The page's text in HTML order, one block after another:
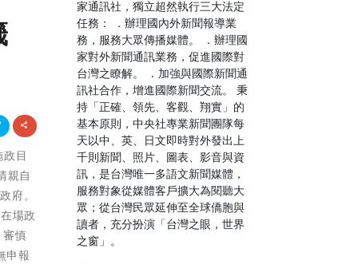
目
親自
府。
場政
審慎
申報
家通訊社，獨立超然執行三大法定
任務： ．辦理國內外新聞報導業
務，服務大眾傳播媒體。 ．辦理國
家對外新聞通訊業務，促進國際對
台灣之瞭解。 ．加強與國際新聞通
訊社合作，增進國際新聞交流。 秉
持「正確、領先、客觀、翔實」的
基本原則，中央社專業新聞團隊每
天以中、英、日文即時對外發出上
千則新聞、照片、圖表、影音與資
訊，是台灣唯一多語文新聞媒體，
服務對象從媒體客戶擴大為閱聽大
眾；從台灣民眾延伸至全球僑胞與
讀者，充分扮演「台灣之眼，世界
之窗」。